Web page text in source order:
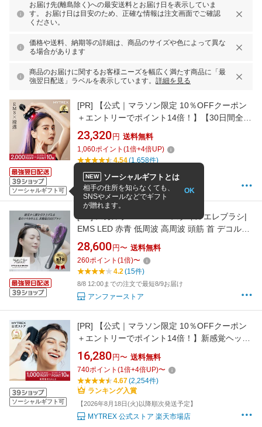
お届け先(離島除く)への最安送料とお届け日を表示していま
す。 お届け日は目安のため、正確な情報は注文画面でご確認
ください。
価格や送料、納期等の詳細は、商品のサイズや色によって異な
る場合があります
商品のお届けに関するお客様ニーズを幅広く満たす商品に「最
強翌日配送」ラベルを表示しています。 詳細を見る
ソーシャルギフト可
[PR]
【公式｜マラソン限定 10％OFFクーポン
＋エントリーでポイント14倍！】【30日間全額
返品保証】浸透ヘッドスパ 頭皮 ヘッドマッサ
ージ 育毛 ミノキシジル 導入導出 EMS 赤色
LED【公式】 MYTREX HEAD SPA DEEP X フ
ェイスケア リフトケア 頭皮ケア 電動頭皮ブラ
シ 美顔器
23,320 円 送料無料
1,060ポイント (1倍+4倍UP)
4.54(1,658件)
8/8 12:00までの注文で最短8/9お届け
MYTREX 公式ストア 楽天市場店
[PR]
スカルプ D NEXT＋ スタイルエレブラシ|
EMS LED 赤青 低周波 高周波 頭筋 首 デコルテ
美顔器 人気 おすすめ 売れ筋 ギフト ネクスト
電気ブラシ ギフト
28,600 円〜 送料無料
260ポイント (1倍)〜
4.2(15件)
8/8 12:00までの注文で最短8/9お届け
アンファーストア
ソーシャルギフト可
[PR]
【公式｜マラソン限定 10％OFFクーポン
＋エントリーでポイント14倍！】新感覚ヘッド
スパ 頭皮 ヘッドマッサージ機 固い頭皮に【公
式】MYTREX VIDO ヘッドマッサージャー ビド
ー フェイスケア リフトケア 頭皮ケア ボディケ
ア 電動ブラシ ドライヘッドスパ 横振動 美顔器
美髪
16,280 円〜 送料無料
740ポイント (1倍+4倍UP)〜
4.67(2,254件)
ランキング入賞
【2026年8月18日(火)以降順次発送予定】
MYTREX 公式ストア 楽天市場店
NEW ソーシャルギフトとは
相手の住所を知らなくても、
SNSやメールなどでギフト
が贈れます。
OK